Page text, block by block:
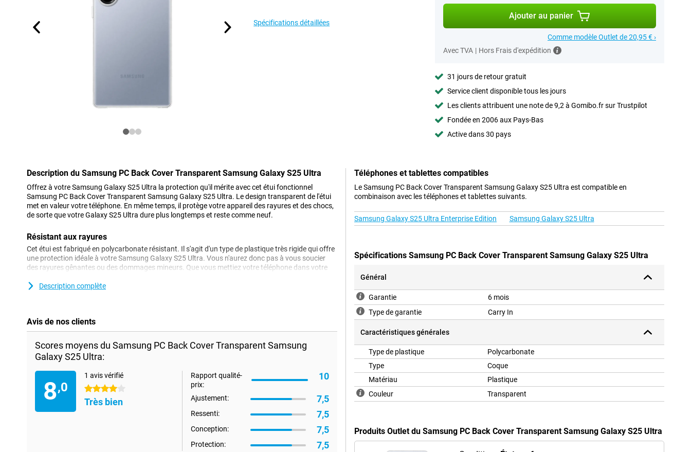
Spécifications détaillées
Ajouter au panier
Comme modèle Outlet de 20,95 € ›
Avec TVA | Hors Frais d'expédition
31 jours de retour gratuit
Service client disponible tous les jours
Les clients attribuent une note de 9,2 à Gomibo.fr sur Trustpilot
Fondée en 2006 aux Pays-Bas
Active dans 30 pays
Description du Samsung PC Back Cover Transparent Samsung Galaxy S25 Ultra
Offrez à votre Samsung Galaxy S25 Ultra la protection qu'il mérite avec cet étui fonctionnel
Samsung PC Back Cover Transparent Samsung Galaxy S25 Ultra. Le design transparent de l'étui
met en valeur votre téléphone. En même temps, il protège votre appareil des rayures et des chocs,
de sorte que votre Galaxy S25 Ultra dure plus longtemps et reste comme neuf.
Résistant aux rayures
Cet étui est fabriqué en polycarbonate résistant. Il s'agit d'un type de plastique très rigide qui offre
une protection idéale à votre Samsung Galaxy S25 Ultra. Vous n'aurez donc pas à vous soucier
des rayures gênantes ou des dommages mineurs. Que vous mettiez votre téléphone dans votre
Description complète
Avis de nos clients
Scores moyens du Samsung PC Back Cover Transparent Samsung
Galaxy S25 Ultra:
8,0
1 avis vérifié
4 étoiles
Très bien
Rapport qualité-
prix:
10
Ajustement: 7,5
Ressenti: 7,5
Conception: 7,5
Protection: 7,5
Téléphones et tablettes compatibles
Le Samsung PC Back Cover Transparent Samsung Galaxy S25 Ultra est compatible en
combinaison avec les téléphones et tablettes suivants.
Samsung Galaxy S25 Ultra Enterprise Edition Samsung Galaxy S25 Ultra
Spécifications Samsung PC Back Cover Transparent Samsung Galaxy S25 Ultra
Général
Garantie
6 mois
Type de garantie
Carry In
Caractéristiques générales
Type de plastique
Polycarbonate
Type
Coque
Matériau
Plastique
Couleur
Transparent
Produits Outlet du Samsung PC Back Cover Transparent Samsung Galaxy S25 Ultra